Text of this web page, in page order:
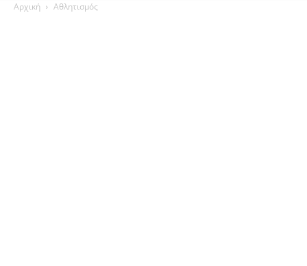
Αρχική Αθλητισμός